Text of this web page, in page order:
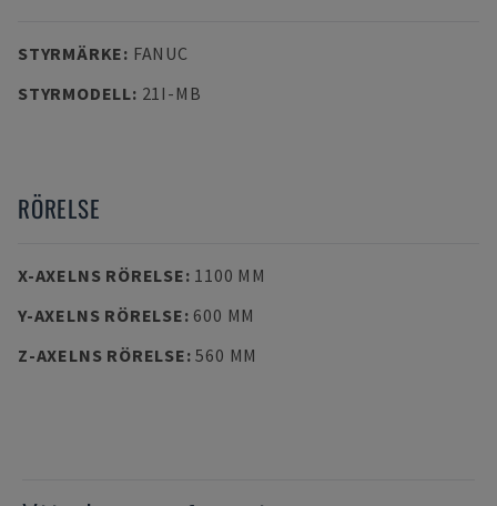
STYRMÄRKE: FANUC
STYRMODELL: 21I-MB
RÖRELSE
X-AXELNS RÖRELSE: 1100 MM
Y-AXELNS RÖRELSE: 600 MM
Z-AXELNS RÖRELSE:560 MM